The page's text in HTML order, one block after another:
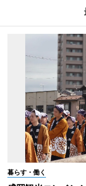
暮らす・働く